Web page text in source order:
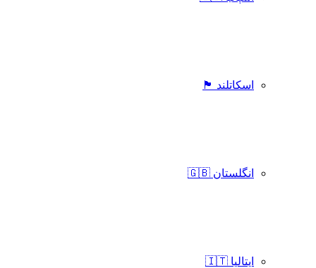
اسکاتلند 🏴󠁧󠁢󠁳󠁣󠁴󠁿
انگلستان 🇬🇧
ایتالیا 🇮🇹